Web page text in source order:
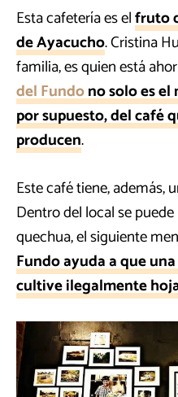
Esta cafetería es elfruto
de Ayacucho. Cristina
familia, es quien está
del Fundono solo es
por supuesto, del café
producen.
Este café tiene, además,
Dentro del local se
quechua, el siguiente
Fundo ayuda a que
cultive ilegalmente